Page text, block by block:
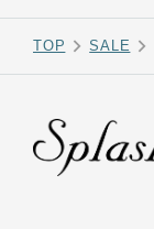
TOP SALE